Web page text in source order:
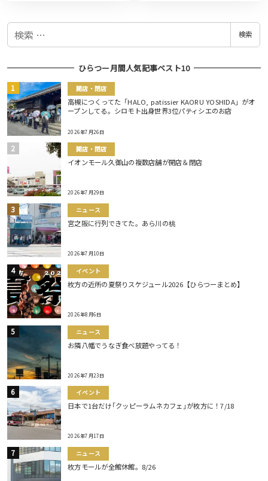
検
検索
ひらつー月間人気記事ベスト10
開店・閉店
高槻につくってた「HALO, patissier KAORU YOSHIDA」がオ
ープンしてる。シロモト出身世界3位パティシエのお店
2026年7月26日
開店・閉店
イオンモール久御山の複数店舗が開店＆閉店
2026年7月29日
ニュース
宮之阪に行列できてた。あら川の桃
2026年7月10日
イベント
枚方の近所の夏祭りスケジュール2026【ひらつーまとめ】
2026年8月6日
ニュース
お隣八幡でうなぎ食べ放題やってる！
2026年7月23日
イベント
日本で1台だけ｢クッピーラムネカフェ｣が枚方に！7/18
2026年7月17日
ニュース
枚方モールが全館休館。8/26